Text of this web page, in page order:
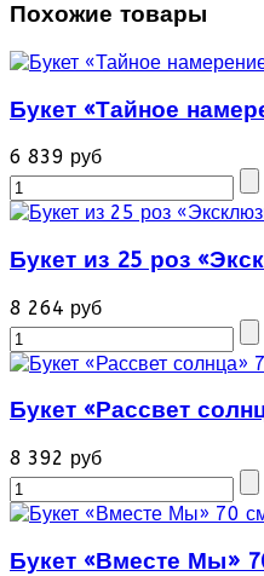
Похожие товары
Букет «Тайное
6 839 руб
Букет из 25 роз
8 264 руб
Букет «Рассвет
8 392 руб
Букет «Вместе Мы»